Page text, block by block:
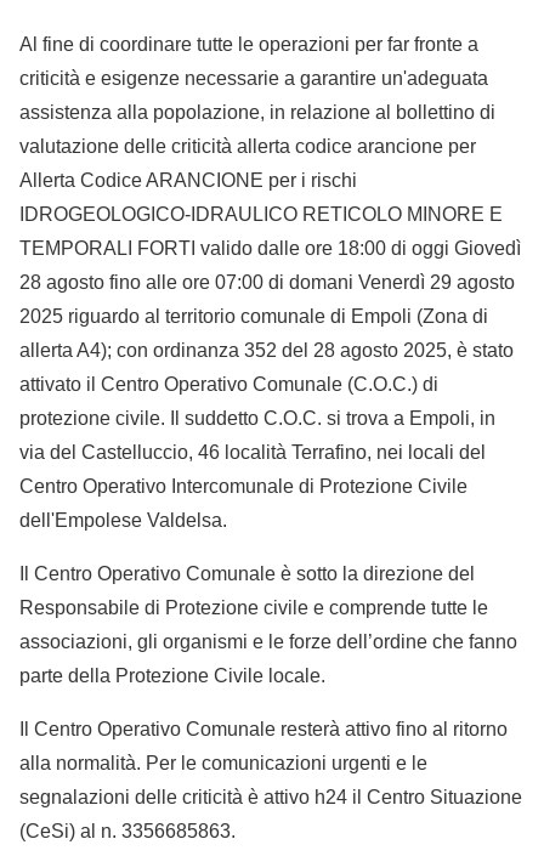
Al fine di coordinare tutte le operazioni per far fronte a
criticità e esigenze necessarie a garantire un'adeguata
assistenza alla popolazione, in relazione al bollettino di
valutazione delle criticità allerta codice arancione per
Allerta Codice ARANCIONE per i rischi
IDROGEOLOGICO-IDRAULICO RETICOLO MINORE E
TEMPORALI FORTI valido dalle ore 18:00 di oggi Giovedì
28 agosto fino alle ore 07:00 di domani Venerdì 29 agosto
2025 riguardo al territorio comunale di Empoli (Zona di
allerta A4); con ordinanza 352 del 28 agosto 2025, è stato
attivato il Centro Operativo Comunale (C.O.C.) di
protezione civile. Il suddetto C.O.C. si trova a Empoli, in
via del Castelluccio, 46 località Terrafino, nei locali del
Centro Operativo Intercomunale di Protezione Civile
dell'Empolese Valdelsa.
Il Centro Operativo Comunale è sotto la direzione del
Responsabile di Protezione civile e comprende tutte le
associazioni, gli organismi e le forze dell’ordine che fanno
parte della Protezione Civile locale.
Il Centro Operativo Comunale resterà attivo fino al ritorno
alla normalità. Per le comunicazioni urgenti e le
segnalazioni delle criticità è attivo h24 il Centro Situazione
(CeSi) al n. 3356685863.